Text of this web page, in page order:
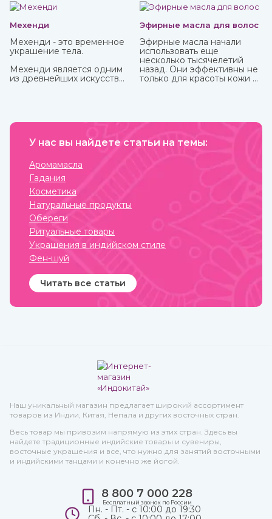
окружающим миром, но и просили у него защиты от
покровительства в земледелии, семейных делах и т.п.
Мехенди
Мехенди - это временное
украшение тела.
Мехенди является одним
из древнейших искусств
мехенди не установлено.
хной занимались народы
континентов, которые
привносили в нее свои
культурные традиции.
Эфирные масла для волос
Эфирные масла начали
использовать еще
несколько тысячелетий
назад. Они эффективны не
только для красоты кожи и
самостоятельно, некоторые
маслом из-за весьма
У нас вы найдете статьи на темы:
Аромамасла
Гадания
Косметика
Натуральные продукты
Обереги
Ритуальные товары
Украшения в индийском стиле
Фен-шуй
Читать все статьи
Наш уникальный магазин предлагает широкий ассортимент
товаров из Индии, Китая, Непала и других восточных стран.
Весь товар мы привозим напрямую из этих стран. Здесь вы
найдете традиционные индийские товары и сувениры,
восточные украшения и все, что нужно для занятий восточными
и индийскими танцами и конечно же йогой.
8 800 7 000 228
Бесплатный звонок по России
Пн. - Пт. - с 10:00 до 19:30